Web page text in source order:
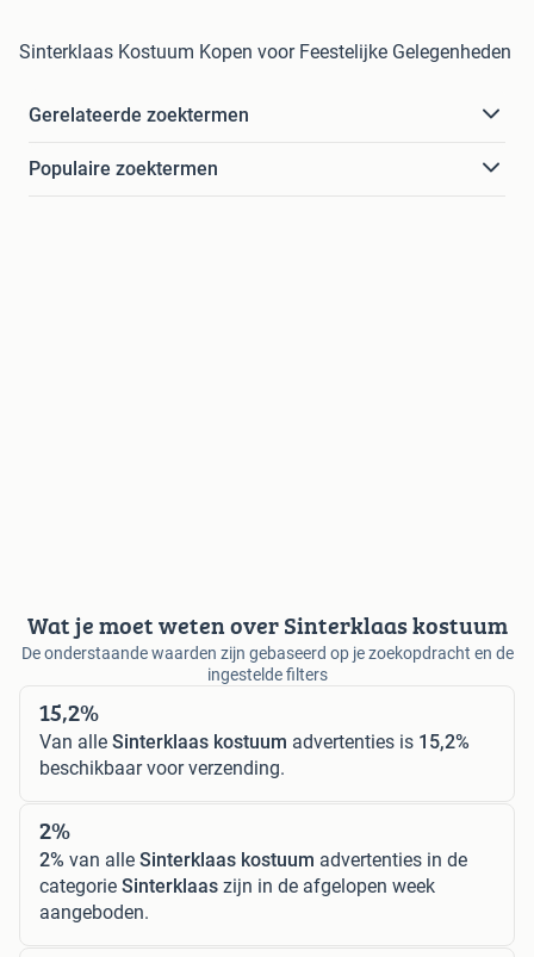
Sinterklaas Kostuum Kopen voor Feestelijke Gelegenheden
Gerelateerde zoektermen
Populaire zoektermen
Wat je moet weten over Sinterklaas kostuum
De onderstaande waarden zijn gebaseerd op je zoekopdracht en de
ingestelde filters
15,2%
Van alle Sinterklaas kostuum advertenties is 15,2%
beschikbaar voor verzending.
2%
2% van alle Sinterklaas kostuum advertenties in de
categorie Sinterklaas zijn in de afgelopen week
aangeboden.